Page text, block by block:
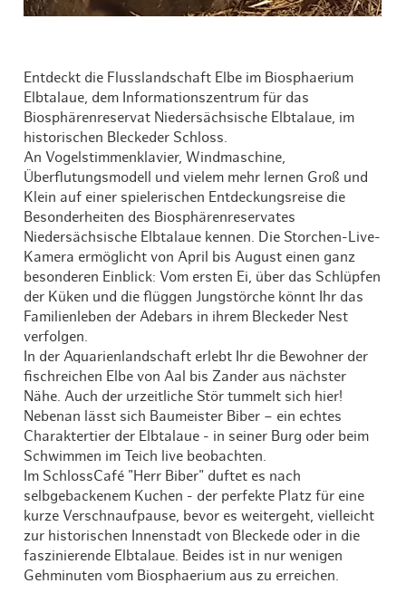
Entdeckt die Flusslandschaft Elbe im Biosphaerium
Elbtalaue, dem Informationszentrum für das
Biosphärenreservat Niedersächsische Elbtalaue, im
historischen Bleckeder Schloss.
An Vogelstimmenklavier, Windmaschine,
Überflutungsmodell und vielem mehr lernen Groß und
Klein auf einer spielerischen Entdeckungsreise die
Besonderheiten des Biosphärenreservates
Niedersächsische Elbtalaue kennen. Die Storchen-Live-
Kamera ermöglicht von April bis August einen ganz
besonderen Einblick: Vom ersten Ei, über das Schlüpfen
der Küken und die flüggen Jungstörche könnt Ihr das
Familienleben der Adebars in ihrem Bleckeder Nest
verfolgen.
In der Aquarienlandschaft erlebt Ihr die Bewohner der
fischreichen Elbe von Aal bis Zander aus nächster
Nähe. Auch der urzeitliche Stör tummelt sich hier!
Nebenan lässt sich Baumeister Biber – ein echtes
Charaktertier der Elbtalaue - in seiner Burg oder beim
Schwimmen im Teich live beobachten.
Im SchlossCafé "Herr Biber" duftet es nach
selbgebackenem Kuchen - der perfekte Platz für eine
kurze Verschnaufpause, bevor es weitergeht, vielleicht
zur historischen Innenstadt von Bleckede oder in die
faszinierende Elbtalaue. Beides ist in nur wenigen
Gehminuten vom Biosphaerium aus zu erreichen.